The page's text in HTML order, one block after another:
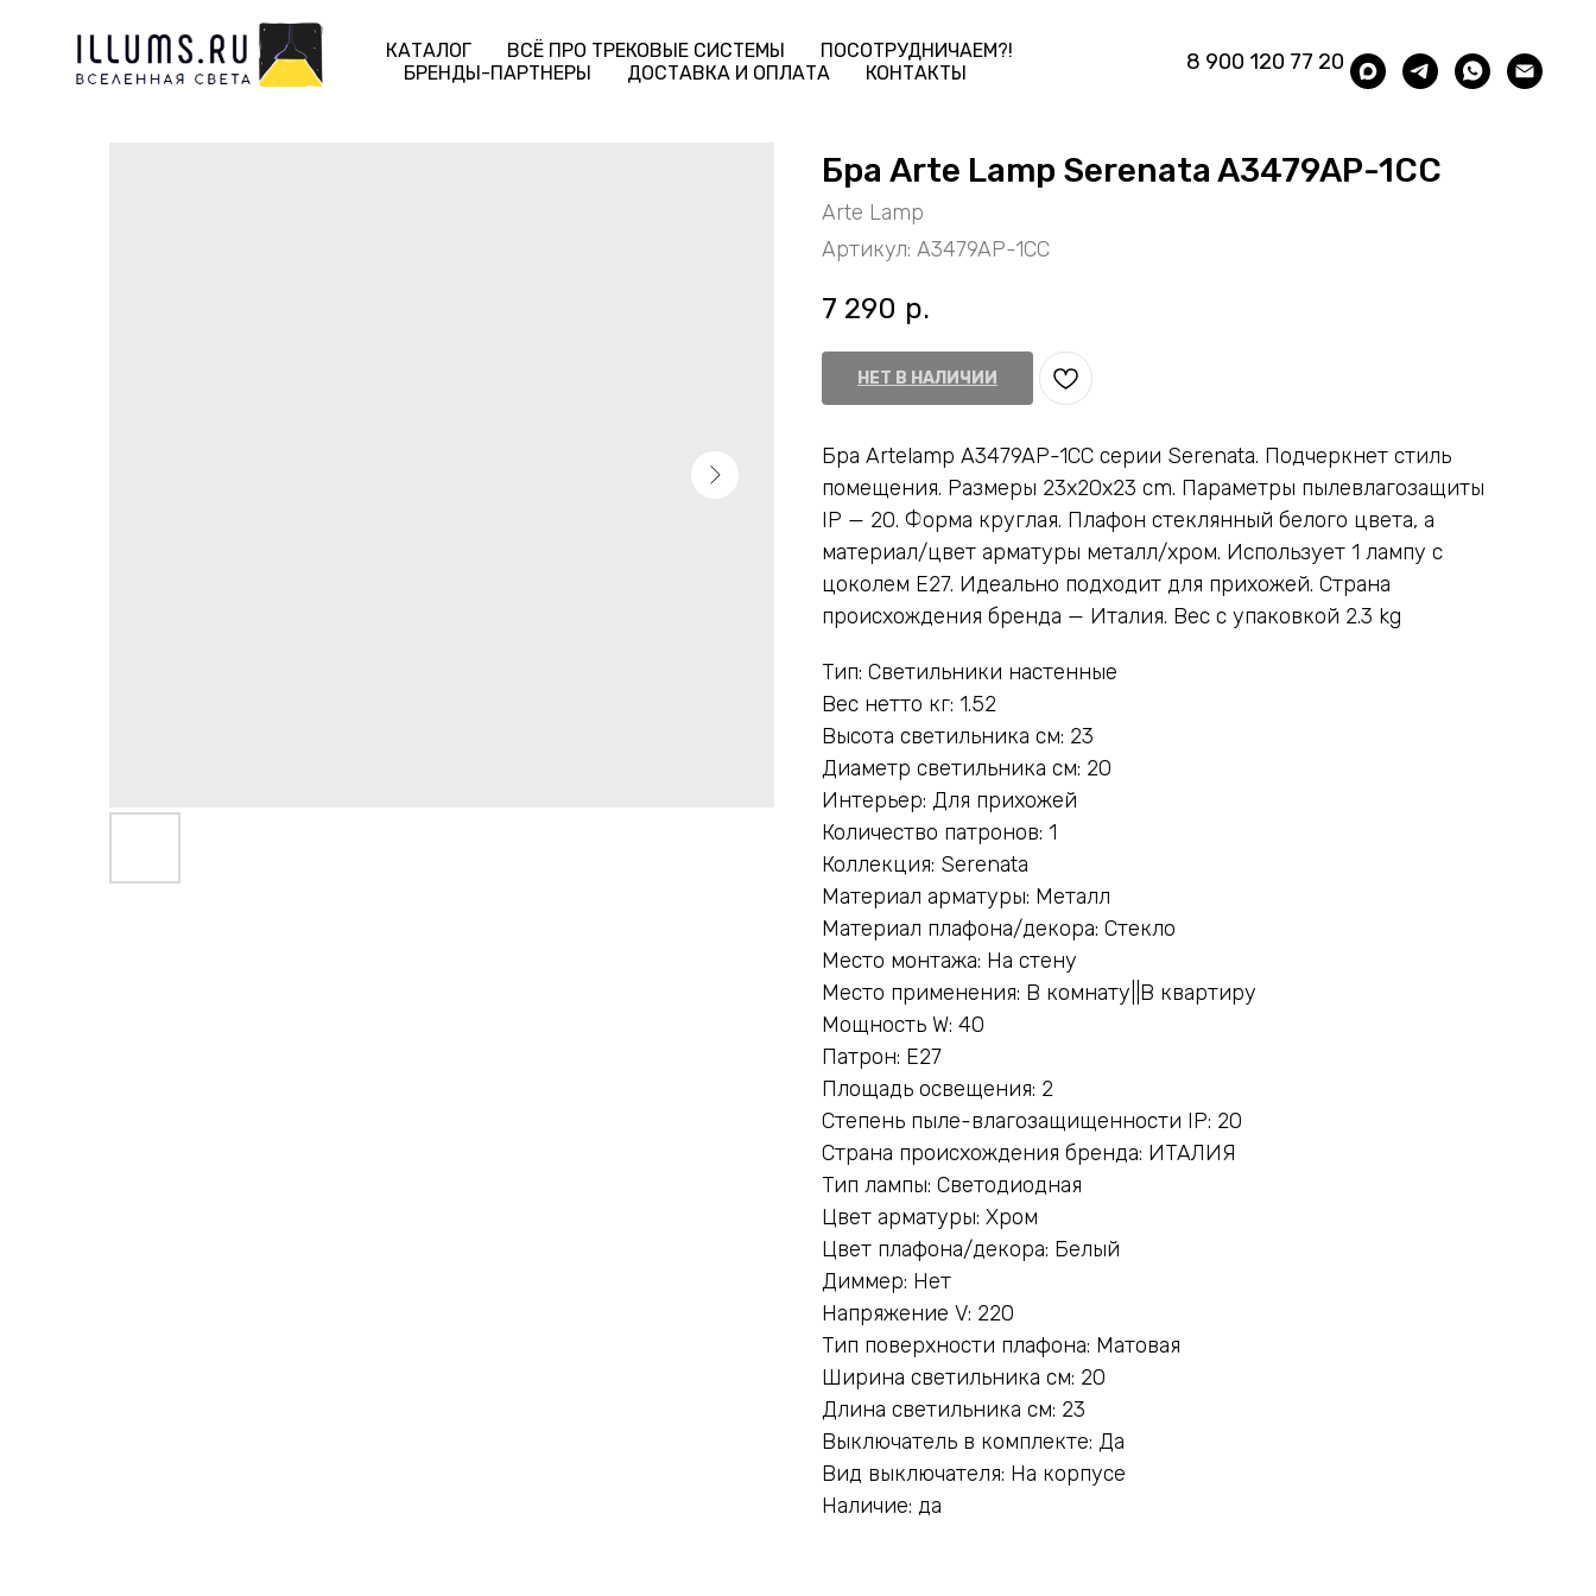
КАТАЛОГ ВСЁ ПРО ТРЕКОВЫЕ СИСТЕМЫ
ПОСОТРУДНИЧАЕМ?!
БРЕНДЫ-ПАРТНЕРЫ
ДОСТАВКА И ОПЛАТА КОНТАКТЫ 8 900 120 77 20
Бра Arte Lamp Serenata A3479AP-1CC
Arte Lamp
Артикул: A3479AP-1CC
7 290 р.
НЕТ В НАЛИЧИИ
Бра Artelamp A3479AP-1CC серии Serenata. Подчеркнет стиль
помещения. Размеры 23x20x23 cm. Параметры пылевлагозащиты
IP — 20. Форма круглая. Плафон стеклянный белого цвета, а
материал/цвет арматуры металл/хром. Использует 1 лампу с
цоколем E27. Идеально подходит для прихожей. Страна
происхождения бренда — Италия. Вес с упаковкой 2.3 kg
Тип: Светильники настенные
Вес нетто кг: 1.52
Высота светильника см: 23
Диаметр светильника см: 20
Интерьер: Для прихожей
Количество патронов: 1
Коллекция: Serenata
Материал арматуры: Металл
Материал плафона/декора: Стекло
Место монтажа: На стену
Место применения: В комнату||В квартиру
Мощность W: 40
Патрон: E27
Площадь освещения: 2
Степень пыле-влагозащищенности IP: 20
Страна происхождения бренда: ИТАЛИЯ
Тип лампы: Светодиодная
Цвет арматуры: Хром
Цвет плафона/декора: Белый
Диммер: Нет
Напряжение V: 220
Тип поверхности плафона: Матовая
Ширина светильника см: 20
Длина светильника см: 23
Выключатель в комплекте: Да
Вид выключателя: На корпусе
Наличие: да